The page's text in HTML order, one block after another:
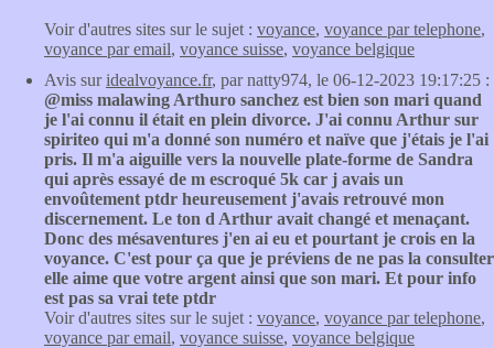
Voir d'autres sites sur le sujet : voyance, voyance par telephone,
voyance par email, voyance suisse, voyance belgique
Avis suridealvoyance.fr, par natty974, le 06-12-2023 19:17:25 :
@miss malawing Arthuro sanchez est bien son mari quand
je l'ai connu il était en plein divorce. J'ai connu Arthur sur
spiriteo qui m'a donné son numéro et naïve que j'étais je l'ai
pris. Il m'a aiguille vers la nouvelle plate-forme de Sandra
qui après essayé de m escroqué 5k car j avais un
envoûtement ptdr heureusement j'avais retrouvé mon
discernement. Le ton d Arthur avait changé et menaçant.
Donc des mésaventures j'en ai eu et pourtant je crois en la
voyance. C'est pour ça que je préviens de ne pas la consulter
elle aime que votre argent ainsi que son mari. Et pour info
est pas sa vrai tete ptdr
Voir d'autres sites sur le sujet : voyance, voyance par telephone,
voyance par email, voyance suisse, voyance belgique